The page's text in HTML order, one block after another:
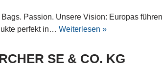
Passion. Unsere Vision: Europas
perfekt in… Weiterlesen »
SE & CO. KG